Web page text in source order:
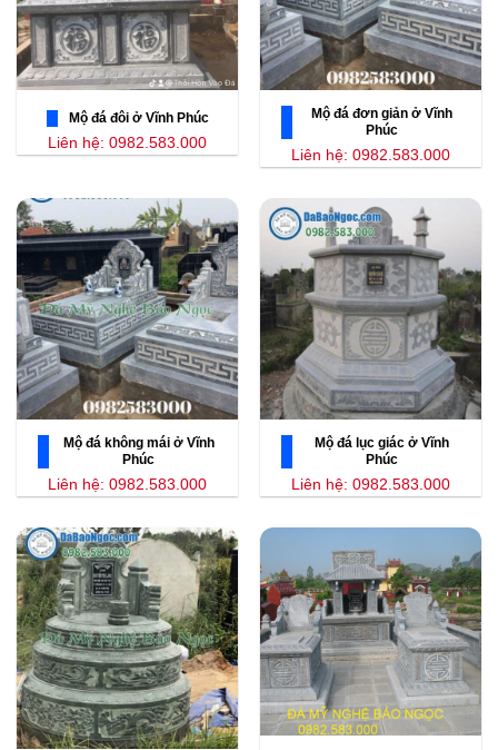
Mộ đá đôi ở Vĩnh Phúc
Liên hệ: 0982.583.000
Mộ đá đơn giản ở Vĩnh
Phúc
Liên hệ: 0982.583.000
Mộ đá không mái ở Vĩnh
Phúc
Liên hệ: 0982.583.000
Mộ đá lục giác ở Vĩnh
Phúc
Liên hệ: 0982.583.000